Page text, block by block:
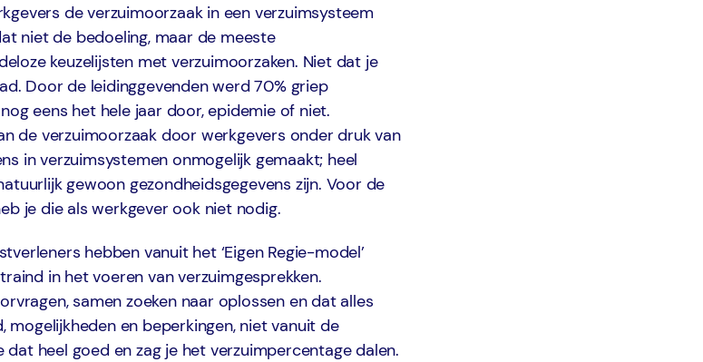
de verzuimoorzaak in een verzuimsysteem
niet de bedoeling, maar de meeste
keuzelijsten met verzuimoorzaken. Niet dat je
Door de leidinggevenden werd 70% griep
eens het hele jaar door, epidemie of niet.
de verzuimoorzaak door werkgevers onder druk van
in verzuimsystemen onmogelijk gemaakt; heel
gewoon gezondheidsgegevens zijn. Voor de
je die als werkgever ook niet nodig.
hebben vanuit het ‘Eigen Regie-model’
in het voeren van verzuimgesprekken.
samen zoeken naar oplossen en dat alles
mogelijkheden en beperkingen, niet vanuit de
heel goed en zag je het verzuimpercentage dalen.